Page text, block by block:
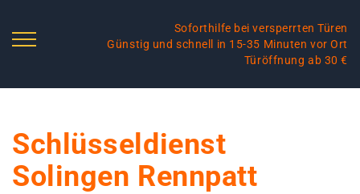
Soforthilfe bei versperrten Türen
Günstig und schnell in 15-35 Minuten vor Ort
Türöffnung ab 30 €
Schlüsseldienst
Solingen Rennpatt